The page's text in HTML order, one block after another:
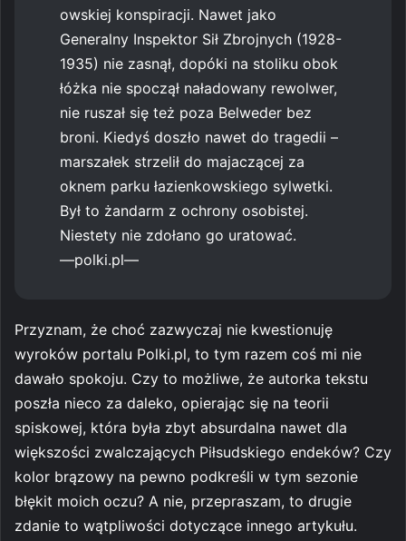
owskiej konspiracji. Nawet jako
Generalny Inspektor Sił Zbrojnych (1928-
1935) nie zasnął, dopóki na stoliku obok
łóżka nie spoczął naładowany rewolwer,
nie ruszał się też poza Belweder bez
broni. Kiedyś doszło nawet do tragedii –
marszałek strzelił do majaczącej za
oknem parku łazienkowskiego sylwetki.
Był to żandarm z ochrony osobistej.
Niestety nie zdołano go uratować.
—polki.pl—
Przyznam, że choć zazwyczaj nie kwestionuję
wyroków portalu Polki.pl, to tym razem coś mi nie
dawało spokoju. Czy to możliwe, że autorka tekstu
poszła nieco za daleko, opierając się na teorii
spiskowej, która była zbyt absurdalna nawet dla
większości zwalczających Piłsudskiego endeków? Czy
kolor brązowy na pewno podkreśli w tym sezonie
błękit moich oczu? A nie, przepraszam, to drugie
zdanie to wątpliwości dotyczące innego artykułu.